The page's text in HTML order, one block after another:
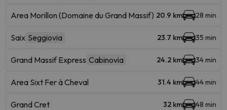
Area Morillon (Domaine du Grand Massif) 20.9 km 28 min
Saix Seggiovia 23.7 km 35 min
Grand Massif Express Cabinovia 24.2 km 34 min
Area Sixt Fer à Cheval 31.4 km 44 min
Grand Cret 32 km 48 min